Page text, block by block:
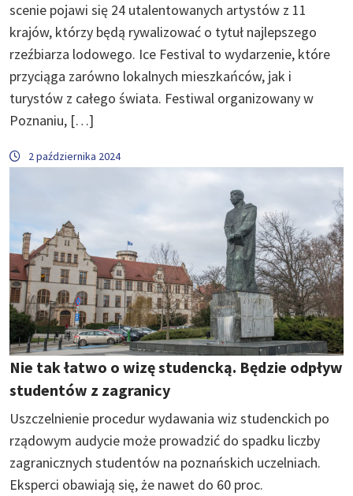
scenie pojawi się 24 utalentowanych artystów z 11
krajów, którzy będą rywalizować o tytuł najlepszego
rzeźbiarza lodowego. Ice Festival to wydarzenie, które
przyciąga zarówno lokalnych mieszkańców, jak i
turystów z całego świata. Festiwal organizowany w
Poznaniu, […]
2 października 2024
Nie tak łatwo o wizę studencką. Będzie odpływ
studentów z zagranicy
Uszczelnienie procedur wydawania wiz studenckich po
rządowym audycie może prowadzić do spadku liczby
zagranicznych studentów na poznańskich uczelniach.
Eksperci obawiają się, że nawet do 60 proc.